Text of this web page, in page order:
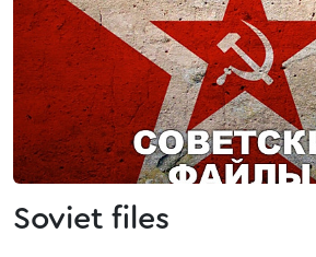
Soviet files